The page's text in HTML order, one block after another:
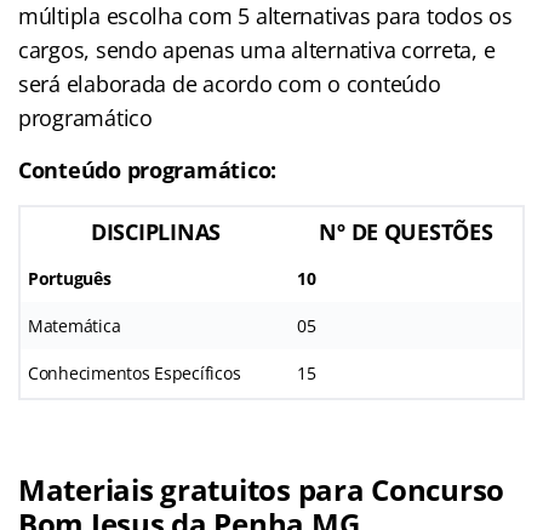
múltipla escolha com 5 alternativas para todos os
cargos, sendo apenas uma alternativa correta, e
será elaborada de acordo com o conteúdo
programático
Conteúdo programático:
DISCIPLINAS Nº DE QUESTÕES
Português 10
Matemática 05
Conhecimentos Específicos 15
Materiais gratuitos para Concurso